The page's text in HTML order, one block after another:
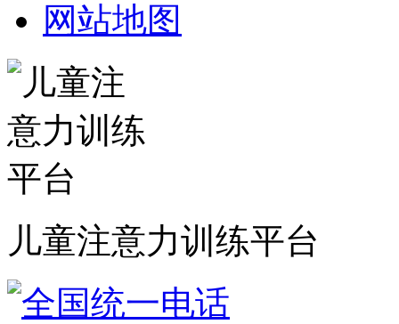
网站地图
儿童注意力训练平台